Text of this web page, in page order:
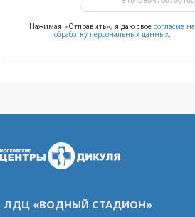
Нажимая «Отправить», я даю свое согласие на
обработку персональных данных.
ЛДЦ «ВОДНЫЙ СТАДИОН»